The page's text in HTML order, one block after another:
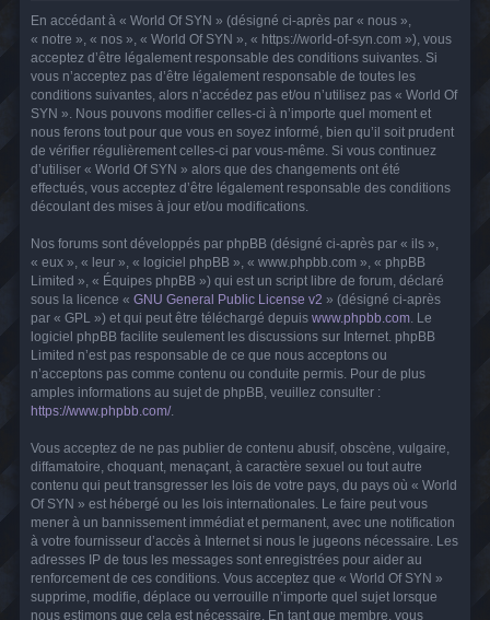
En accédant à « World Of SYN » (désigné ci-après par « nous »,
« notre », « nos », « World Of SYN », « https://world-of-syn.com »), vous
acceptez d’être légalement responsable des conditions suivantes. Si
vous n’acceptez pas d’être légalement responsable de toutes les
conditions suivantes, alors n’accédez pas et/ou n’utilisez pas « World Of
SYN ». Nous pouvons modifier celles-ci à n’importe quel moment et
nous ferons tout pour que vous en soyez informé, bien qu’il soit prudent
de vérifier régulièrement celles-ci par vous-même. Si vous continuez
d’utiliser « World Of SYN » alors que des changements ont été
effectués, vous acceptez d’être légalement responsable des conditions
découlant des mises à jour et/ou modifications.
Nos forums sont développés par phpBB (désigné ci-après par « ils »,
« eux », « leur », « logiciel phpBB », « www.phpbb.com », « phpBB
Limited », « Équipes phpBB ») qui est un script libre de forum, déclaré
sous la licence « GNU General Public License v2 » (désigné ci-après
par « GPL ») et qui peut être téléchargé depuis www.phpbb.com . Le
logiciel phpBB facilite seulement les discussions sur Internet. phpBB
Limited n’est pas responsable de ce que nous acceptons ou
n’acceptons pas comme contenu ou conduite permis. Pour de plus
amples informations au sujet de phpBB, veuillez consulter :
https://www.phpbb.com/.
Vous acceptez de ne pas publier de contenu abusif, obscène, vulgaire,
diffamatoire, choquant, menaçant, à caractère sexuel ou tout autre
contenu qui peut transgresser les lois de votre pays, du pays où « World
Of SYN » est hébergé ou les lois internationales. Le faire peut vous
mener à un bannissement immédiat et permanent, avec une notification
à votre fournisseur d’accès à Internet si nous le jugeons nécessaire. Les
adresses IP de tous les messages sont enregistrées pour aider au
renforcement de ces conditions. Vous acceptez que « World Of SYN »
supprime, modifie, déplace ou verrouille n’importe quel sujet lorsque
nous estimons que cela est nécessaire. En tant que membre, vous